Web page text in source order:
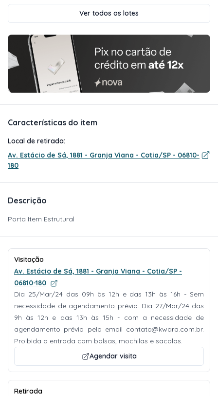
Ver todos os lotes
Características do item
Local de retirada:
Av. Estácio de Sá, 1881 - Granja Viana - Cotia/SP - 06810-
180
Descrição
Porta Item Estrutural
Visitação
Av. Estácio de Sá, 1881 - Granja Viana - Cotia/SP -
06810-180
Dia 25/Mar/24 das 09h às 12h e das 13h às 16h - Sem
necessidade de agendamento prévio. Dia 27/Mar/24 das
9h às 12h e das 13h às 15h - com a necessidade de
agendamento prévio pelo email contato@kwara.com.br.
Proibida a entrada com bolsas, mochilas e sacolas.
Agendar visita
Retirada